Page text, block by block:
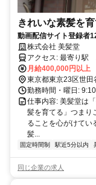
きれいな素髪を
動画配信サイト登録者
曜定休/17:30閉店
株式会社 美髪堂
アクセス: 最
月給400,000円以上
東京都東京23区世田
勤務時間・曜日:
仕事内容: 美髪堂は
髪を育てる」​ つま
ることを心がけてい
髪...
固定時間制 駅近5分以内
同じ企業の求人